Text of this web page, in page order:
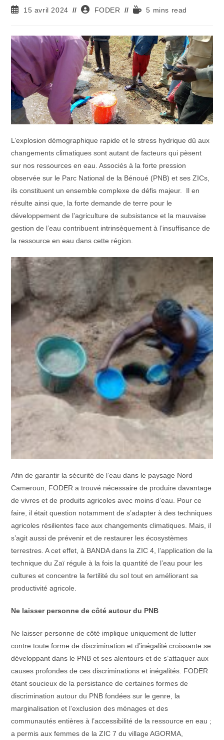
Publication
15 avril 2024
Auteur/autrice
publication :
FODER
Temps5 mins read
L’explosion démographique rapide et le stress hydrique dû aux
changements climatiques sont autant de facteurs qui pèsent
sur nos ressources en eau. Associés à la forte pression
observée sur le Parc National de la Bénoué (PNB) et ses ZICs,
ils constituent un ensemble complexe de défis majeur. Il en
résulte ainsi que, la forte demande de terre pour le
développement de l’agriculture de subsistance et la mauvaise
gestion de l’eau contribuent intrinsèquement à l’insuffisance de
la ressource en eau dans cette région.
Afin de garantir la sécurité de l’eau dans le paysage Nord
Cameroun, FODER a trouvé nécessaire de produire davantage
de vivres et de produits agricoles avec moins d’eau. Pour ce
faire, il était question notamment de s’adapter à des techniques
agricoles résilientes face aux changements climatiques. Mais, il
s’agit aussi de prévenir et de restaurer les écosystèmes
terrestres. A cet effet, à BANDA dans la ZIC 4, l’application de la
technique du Zaï régule à la fois la quantité de l’eau pour les
cultures et concentre la fertilité du sol tout en améliorant sa
productivité agricole.
Ne laisser personne de côté autour du PNB
Ne laisser personne de côté implique uniquement de lutter
contre toute forme de discrimination et d’inégalité croissante se
développant dans le PNB et ses alentours et de s’attaquer aux
causes profondes de ces discriminations et inégalités. FODER
étant soucieux de la persistance de certaines formes de
discrimination autour du PNB fondées sur le genre, la
marginalisation et l’exclusion des ménages et des
communautés entières à l’accessibilité de la ressource en eau ;
a permis aux femmes de la ZIC 7 du village AGORMA,